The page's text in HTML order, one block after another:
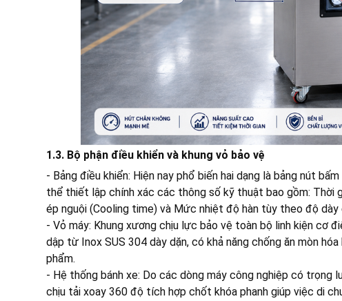
1.3. Bộ phận điều khiển và khung vỏ bảo vệ
- Bảng điều khiển: Hiện nay phổ biến hai dạng là bảng nút
thể thiết lập chính xác các thông số kỹ thuật bao gồm: Thời
ép nguội (Cooling time) và Mức nhiệt độ hàn tùy theo độ dày
- Vỏ máy: Khung xương chịu lực bảo vệ toàn bộ linh kiện cơ
dập từ Inox SUS 304 dày dặn, có khả năng chống ăn mòn
phẩm.
- Hệ thống bánh xe: Do các dòng máy công nghiệp có trọng
chịu tải xoay 360 độ tích hợp chốt khóa phanh giúp việc di